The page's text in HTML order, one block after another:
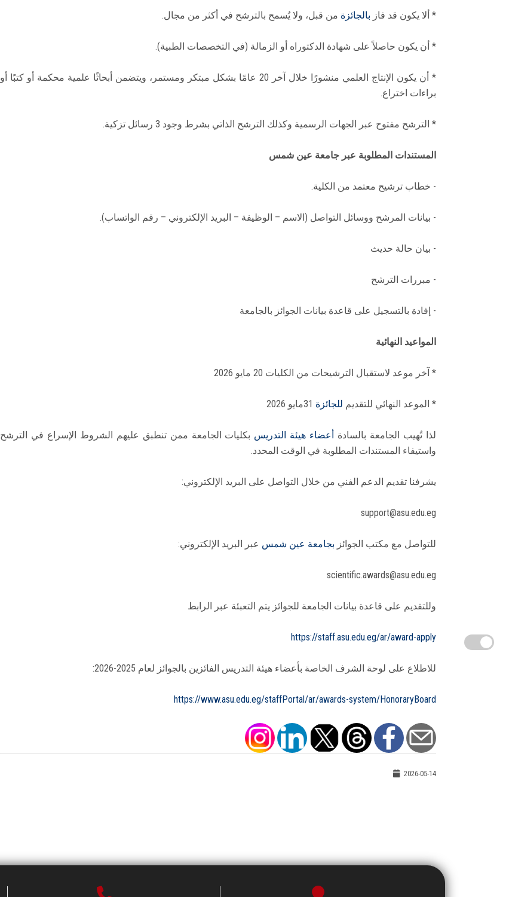
* ألا يكون قد فاز بالجائزة من قبل، ولا يُسمح بالترشح في أكثر من مجال.
* أن يكون حاصلاً على شهادة الدكتوراه أو الزمالة (في التخصصات الطبية).
* أن يكون الإنتاج العلمي منشورًا خلال آخر 20 عامًا بشكل مبتكر ومستمر، ويتضمن أبحاثًا علمية محكمة أو كتبًا أو
براءات اختراع.
* الترشح مفتوح عبر الجهات الرسمية وكذلك الترشح الذاتي بشرط وجود 3 رسائل تزكية.
المستندات المطلوبة عبر جامعة عين شمس
- خطاب ترشيح معتمد من الكلية.
- بيانات المرشح ووسائل التواصل (الاسم – الوظيفة – البريد الإلكتروني – رقم الواتساب).
- بيان حالة حديث
- مبررات الترشح
- إفادة بالتسجيل على قاعدة بيانات الجوائز بالجامعة
المواعيد النهائية
* آخر موعد لاستقبال الترشيحات من الكليات 20 مايو 2026
* الموعد النهائي للتقديم للجائزة 31مايو 2026
لذا تُهيب الجامعة بالسادة أعضاء هيئة التدريس بكليات الجامعة ممن تنطبق عليهم الشروط الإسراع في الترشح
واستيفاء المستندات المطلوبة في الوقت المحدد.
يشرفنا تقديم الدعم الفني من خلال التواصل على البريد الإلكتروني:
support@asu.edu.eg
للتواصل مع مكتب الجوائز بجامعة عين شمس عبر البريد الإلكتروني:
scientific.awards@asu.edu.eg
وللتقديم على قاعدة بيانات الجامعة للجوائز يتم التعبئة عبر الرابط
https://staff.asu.edu.eg/ar/award-apply
للاطلاع على لوحة الشرف الخاصة بأعضاء هيئة التدريس الفائزين بالجوائز لعام 2025-2026:
https://www.asu.edu.eg/staffPortal/ar/awards-system/HonoraryBoard
2026-05-14